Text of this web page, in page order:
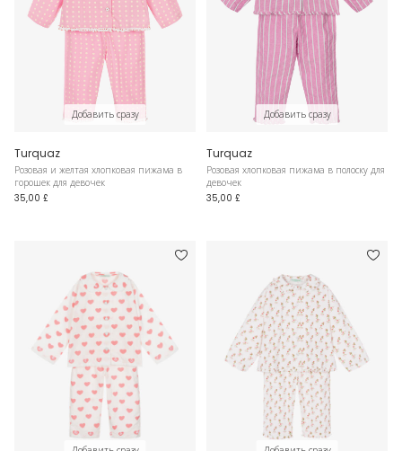
Добавить сразу
Turquaz
Розовая и желтая хлопковая пижама в
горошек для девочек
35,00 £
Добавить сразу
Turquaz
Розовая хлопковая пижама в полоску для
девочек
35,00 £